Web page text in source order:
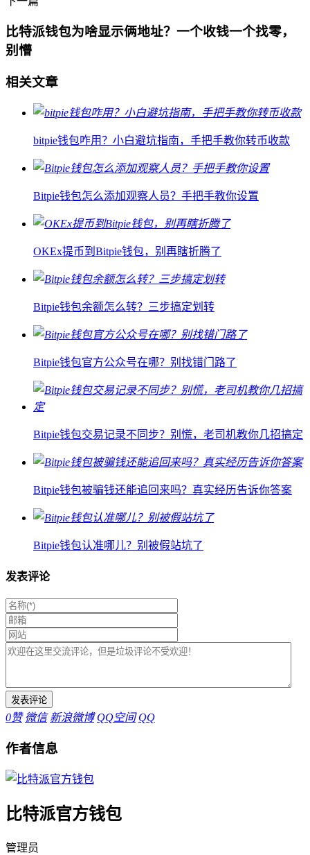
比特派钱包为啥显示俩地址？一个收钱一个找零，
别懵
相关文章
bitpie钱包咋用？小白避坑指南，手把手教你转币收款
Bitpie钱包怎么添加观察人员？手把手教你设置
OKEx提币到Bitpie钱包，别再瞎折腾了
Bitpie钱包余额怎么转？三步搞定划转
Bitpie钱包官方公众号在哪？别找错门路了
Bitpie钱包交易记录不同步？别慌，老司机教你几招搞定
Bitpie钱包被骗钱还能追回来吗？真实经历告诉你答案
Bitpie钱包认准哪儿？别被假站坑了
发表评论
0赞 微信 新浪微博 QQ空间 QQ
作者信息
比特派官方钱包
管理员